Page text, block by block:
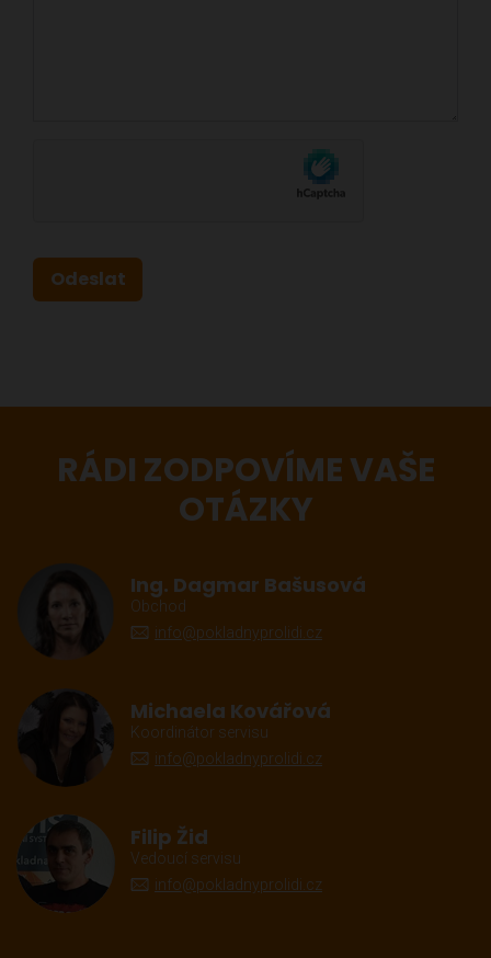
RÁDI ZODPOVÍME VAŠE
OTÁZKY
Ing. Dagmar Bašusová
Obchod
info@pokladnyprolidi.cz
Michaela Kovářová
Koordinátor servisu
info@pokladnyprolidi.cz
Filip Žid
Vedoucí servisu
info@pokladnyprolidi.cz